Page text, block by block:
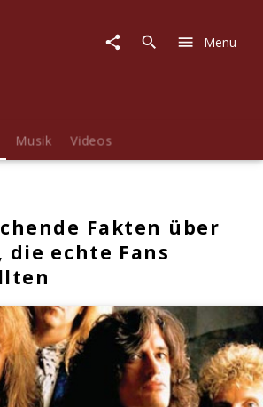
Menu
Musik Videos
Fakten über
die echte Fans